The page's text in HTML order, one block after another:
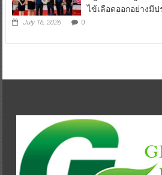
ไข้เลือดออกอย่างมี
July 16, 2026 0